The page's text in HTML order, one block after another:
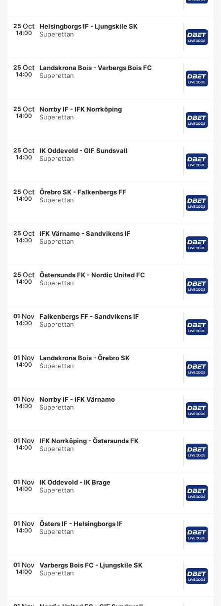
25 Oct
14:00
Helsingborgs IF -Ljungskile SK
Superettan
25 Oct
14:00
Landskrona Bois -Varbergs Bois FC
Superettan
25 Oct
14:00
Norrby IF -IFK Norrköping
Superettan
25 Oct
14:00
IK Oddevold -GIF Sundsvall
Superettan
25 Oct
14:00
Örebro SK -Falkenbergs FF
Superettan
25 Oct
14:00
IFK Värnamo -Sandvikens IF
Superettan
25 Oct
14:00
Östersunds FK -Nordic United FC
Superettan
01 Nov
14:00
Falkenbergs FF -Sandvikens IF
Superettan
01 Nov
14:00
Landskrona Bois -Örebro SK
Superettan
01 Nov
14:00
Norrby IF -IFK Värnamo
Superettan
01 Nov
14:00
IFK Norrköping -Östersunds FK
Superettan
01 Nov
14:00
IK Oddevold -IK Brage
Superettan
01 Nov
14:00
Östers IF -Helsingborgs IF
Superettan
01 Nov
14:00
Varbergs Bois FC -Ljungskile SK
Superettan